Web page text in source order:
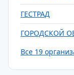
ГЕСТРАД
ГОРОДСКОЙ
Все 19